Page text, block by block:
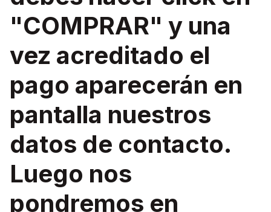
"COMPRAR" y una
vez acreditado el
pago aparecerán en
pantalla nuestros
datos de contacto.
Luego nos
pondremos en